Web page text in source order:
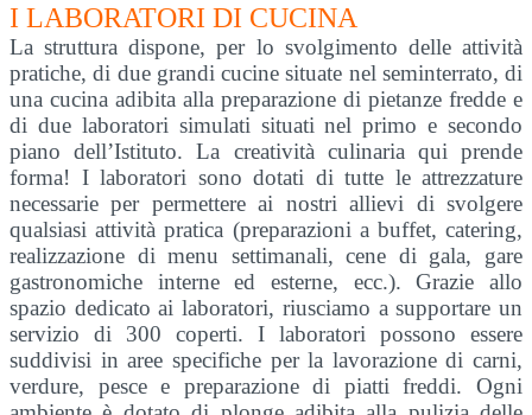
I LABORATORI DI CUCINA
La struttura dispone, per lo svolgimento delle attività
pratiche, di due grandi cucine situate nel seminterrato, di
una cucina adibita alla preparazione di pietanze fredde e
di due laboratori simulati situati nel primo e secondo
piano dell’Istituto. La creatività culinaria qui prende
forma! I laboratori sono dotati di tutte le attrezzature
necessarie per permettere ai nostri allievi di svolgere
qualsiasi attività pratica (preparazioni a buffet, catering,
realizzazione di menu settimanali, cene di gala, gare
gastronomiche interne ed esterne, ecc.). Grazie allo
spazio dedicato ai laboratori, riusciamo a supportare un
servizio di 300 coperti. I laboratori possono essere
suddivisi in aree specifiche per la lavorazione di carni,
verdure, pesce e preparazione di piatti freddi. Ogni